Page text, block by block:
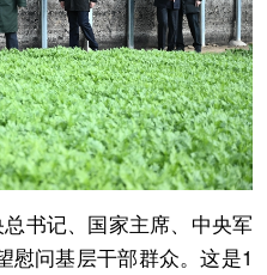
书记、国家主席、中央军
慰问基层干部群众。这是1